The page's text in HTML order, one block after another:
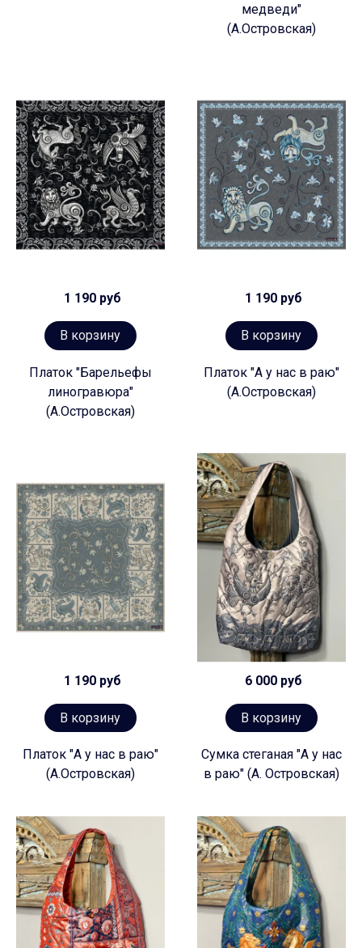
медведи"
(А.Островская)
1 190 руб
В корзину
Платок "Барельефы
линогравюра"
(А.Островская)
1 190 руб
В корзину
Платок "А у нас в раю"
(А.Островская)
1 190 руб
В корзину
Платок "А у нас в раю"
(А.Островская)
6 000 руб
В корзину
Сумка стеганая "А у нас
в раю" (А. Островская)